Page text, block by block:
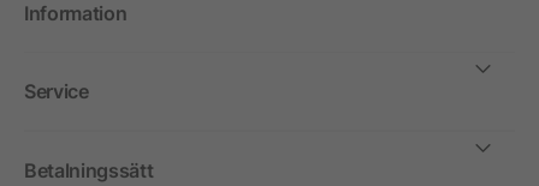
Information
Service
Betalningssätt